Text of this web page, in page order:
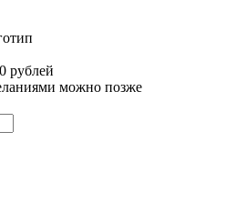
рублей
можно позже